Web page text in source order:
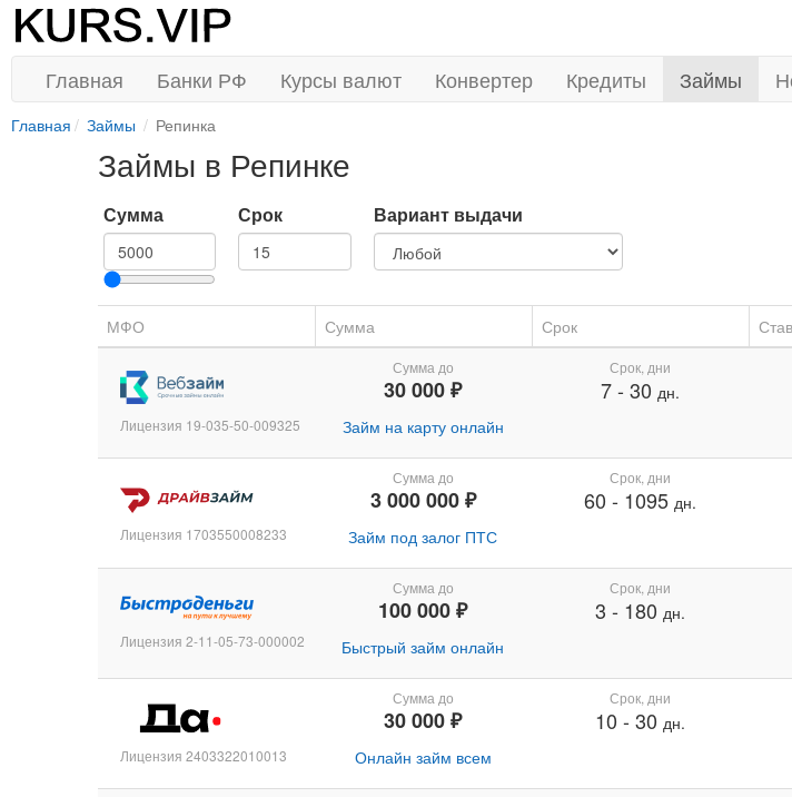
Главная Банки РФ Курсы валют Конвертер Кредиты Займы
Главная Займы Репинка
Займы в Репинке
Сумма Срок Вариант выдачи
МФО Сумма Срок
Лицензия 19-035-50-009325
Сумма до
30 000 ₽
Займ на карту онлайн
Срок, дни
7- 30 дн.
Лицензия 1703550008233
Сумма до
3 000 000 ₽
Займ под залог ПТС
Срок, дни
60 - 1095 дн.
Лицензия 2-11-05-73-000002
Сумма до
100 000 ₽
Быстрый займ онлайн
Срок, дни
3 - 180 дн.
Лицензия 2403322010013
Сумма до
30 000 ₽
Онлайн займ всем
Срок, дни
10 - 30 дн.